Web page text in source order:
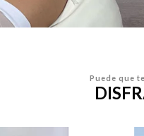
Puede que